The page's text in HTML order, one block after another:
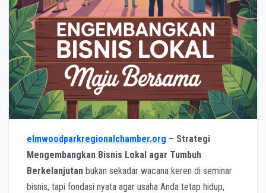
elmwoodparkregionalchamber.org – Strategi
Mengembangkan Bisnis Lokal agar Tumbuh
Berkelanjutan bukan sekadar wacana keren di seminar
bisnis, tapi fondasi nyata agar usaha Anda tetap hidup,